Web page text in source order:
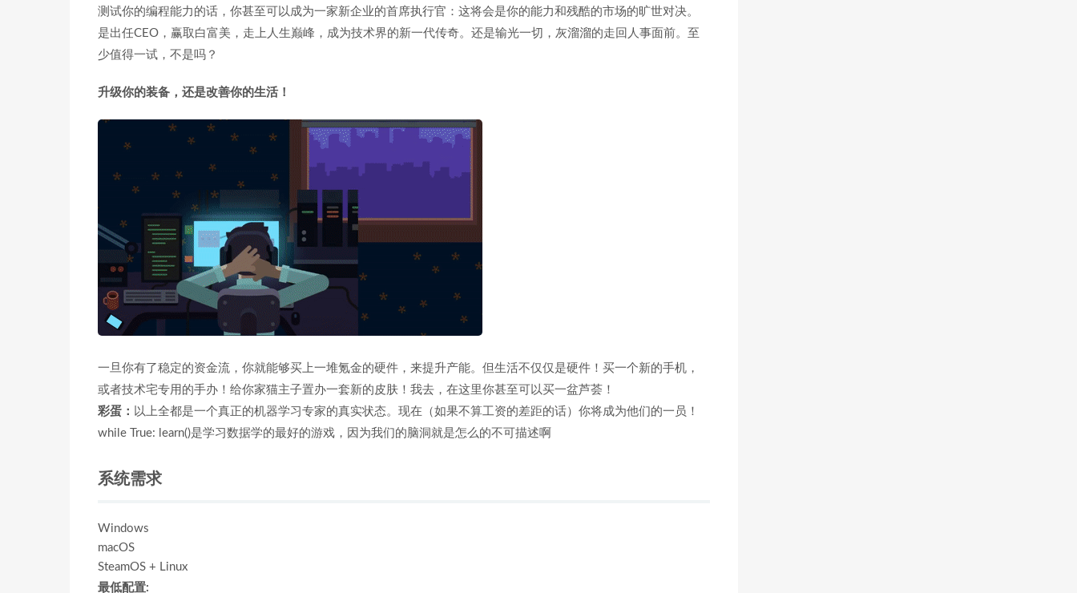
测试你的编程能力的话，你甚至可以成为一家新企业的首席执行官：这将会是你的能力和残酷的市场的旷世对决。
是出任CEO，赢取白富美，走上人生巅峰，成为技术界的新一代传奇。还是输光一切，灰溜溜的走回人事面前。至
少值得一试，不是吗？
升级你的装备，还是改善你的生活！
一旦你有了稳定的资金流，你就能够买上一堆氪金的硬件，来提升产能。但生活不仅仅是硬件！买一个新的手机，
或者技术宅专用的手办！给你家猫主子置办一套新的皮肤！我去，在这里你甚至可以买一盆芦荟！
彩蛋： 以上全都是一个真正的机器学习专家的真实状态。现在（如果不算工资的差距的话）你将成为他们的一员！
while True: learn()是学习数据学的最好的游戏，因为我们的脑洞就是怎么的不可描述啊
系统需求
Windows
macOS
SteamOS + Linux
最低配置: